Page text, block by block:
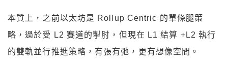
本質上，之前以太坊是 Rollup Centric 的單條腿策
略，過於受 L2 賽道的掣肘，但現在 L1 結算 +L2 執行
的雙軌並行推進策略，有張有弛，更有想像空間。